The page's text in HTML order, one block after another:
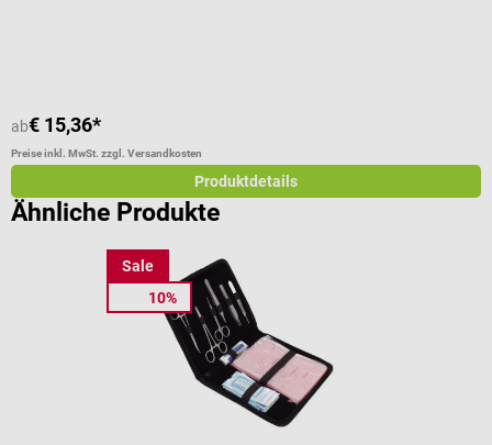
ab€ 15,36*
Preise inkl. MwSt. zzgl. Versandkosten
Produktdetails
Ähnliche Produkte
Sale
10%